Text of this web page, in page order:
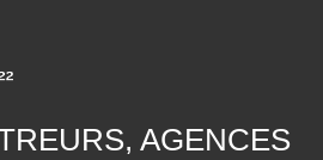
AGENCES